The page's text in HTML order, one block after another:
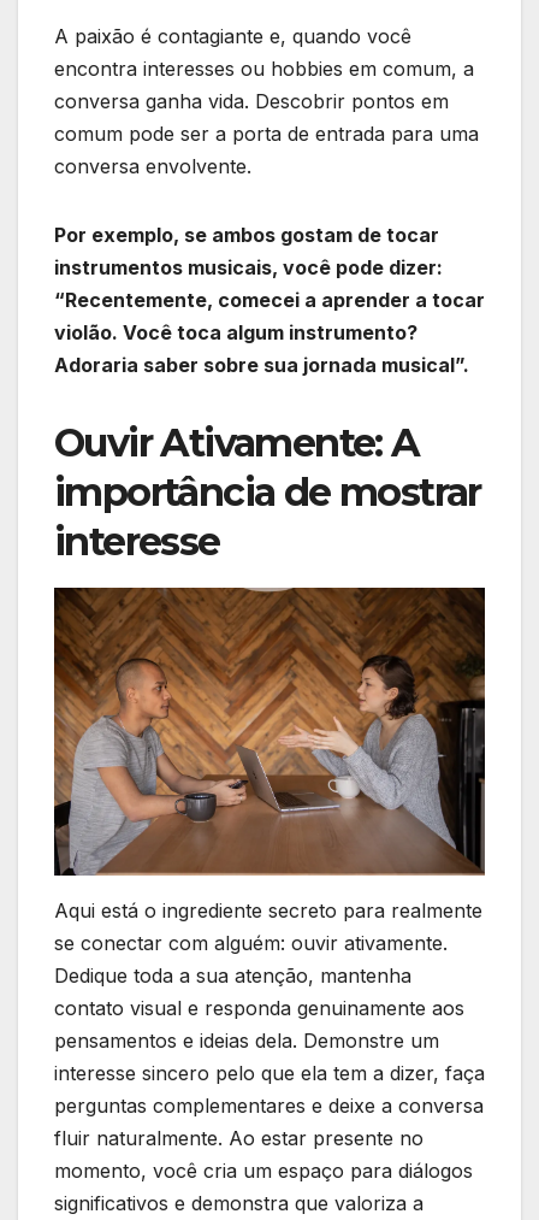
A paixão é contagiante e, quando você
encontra interesses ou hobbies em comum, a
conversa ganha vida. Descobrir pontos em
comum pode ser a porta de entrada para uma
conversa envolvente.
Por exemplo, se ambos gostam de tocar
instrumentos musicais, você pode dizer:
“Recentemente, comecei a aprender a tocar
violão. Você toca algum instrumento?
Adoraria saber sobre sua jornada musical”.
Ouvir Ativamente: A
importância de mostrar
interesse
Aqui está o ingrediente secreto para realmente
se conectar com alguém: ouvir ativamente.
Dedique toda a sua atenção, mantenha
contato visual e responda genuinamente aos
pensamentos e ideias dela. Demonstre um
interesse sincero pelo que ela tem a dizer, faça
perguntas complementares e deixe a conversa
fluir naturalmente. Ao estar presente no
momento, você cria um espaço para diálogos
significativos e demonstra que valoriza a